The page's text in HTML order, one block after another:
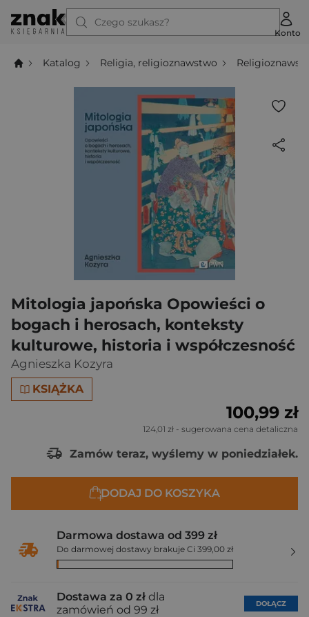
Czego szukasz?
Konto
Katalog Religia, religioznawstwo
Mitologia japońska Opowieści o
bogach i herosach, konteksty
kulturowe, historia i współczesność
Agnieszka Kozyra
KSIĄŻKA
100,99 zł
124,01 zł - sugerowana cena detaliczna
Zamów teraz, wyślemy w poniedziałek.
DODAJ DO KOSZYKA
Darmowa dostawa od 399 zł
Do darmowej dostawy brakuje Ci 399,00 zł
Dostawa za 0 zł dla
zamówień od 99 zł
DOŁĄCZ